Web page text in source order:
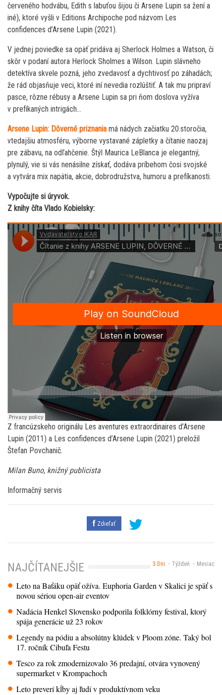
červeného hodvábu, Edith s labuťou šijou či Arsene Lupin sa žení a
iné), ktoré vyšli v Editions Archipoche pod názvom Les
confidences d’Arsene Lupin (2021).
V jednej poviedke sa opäť pridáva aj Sherlock Holmes a Watson, či
skôr v podaní autora Herlock Sholmes a Wilson. Lupin slávneho
detektíva skvele pozná, jeho zvedavosť a dychtivosť po záhadách;
že rád objasňuje veci, ktoré iní nevedia rozlúštiť. A tak mu pripraví
pasce, rôzne rébusy a Arsene Lupin sa pri ňom doslova vyžíva
v prefíkaných intrigách…
Arsene Lupin: Dôverné priznania má nádych začiatku 20.storočia,
vtedajšiu atmosféru, výborne vystavané zápletky a čítanie naozaj
pre zábavu, na odľahčenie. Štýl Maurica LeBlanca je elegantný,
plynulý, vie si vás nenásilne získať, dodáva príbehom čosi svojské
a vytvára mix napätia, akcie, dobrodružstva, humoru a prefíkanosti.
Vypočujte si úryvok.
Z knihy číta Vlado Kobielsky:
Z francúzskeho originálu Les aventures extraordinaires d’Arsene
Lupin (2011) a Les confidences d’Arsene Lupin (2021) preložil
Štefan Povchanič.
Milan Buno, knižný publicista
Informačný servis
Zdieľať
3 Dni Týždeň Mesiac
NAJČÍTANEJŠIE
Leto na Baťáku opäť ožíva. Euphoria Garden v Skalici je späť s
novou sériou open-air eventov
Nadácia Henkel Slovensko podporila folklórny festival, ktorý
spája generácie už 23 rokov
Legendy na pódiu a absolútny klúdek v Ploom zóne. Taký bol
17. ročník Cibuľa Festu
Tesco za rok zmodernizovalo 36 predajní, otvára vynovený
supermarket v Krompachoch
Leto preverí kĺby aj ľudí v produktívnom veku